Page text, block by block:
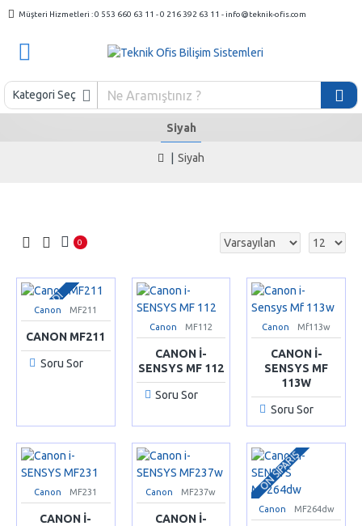
Müşteri Hizmetleri : 0 553 660 63 11 - 0 216 392 63 11 - info@teknik-ofis.com
Kategori Seç
Siyah
Siyah
0
SATILDI
Canon MF211
CANON MF211
Soru Sor
Canon MF112
CANON I-
SENSYS MF 112
Soru Sor
Canon Mf113w
CANON I-
SENSYS MF
113W
Soru Sor
Canon MF231
CANON I-
Canon MF237w
CANON I-
ÖN SIPARIŞ
Canon MF264dw